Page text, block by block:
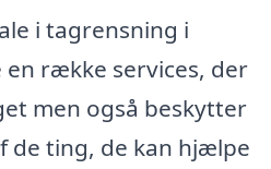
i tagrensning i
række services, der
men også beskytter
de ting, de kan hjælpe